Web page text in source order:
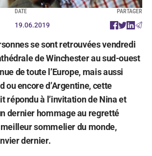
DATE
19.06.2019
PARTAGER
se sont retrouvées vendredi
de Winchester au sud-ouest
de toute l’Europe, mais aussi
ou encore d’Argentine, cette
répondu à l’invitation de Nina et
dernier hommage au regretté
sommelier du monde,
dernier.